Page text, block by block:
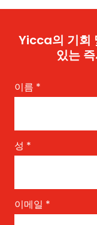
Yicca의 기회
있는
이름 *
성 *
이메일 *